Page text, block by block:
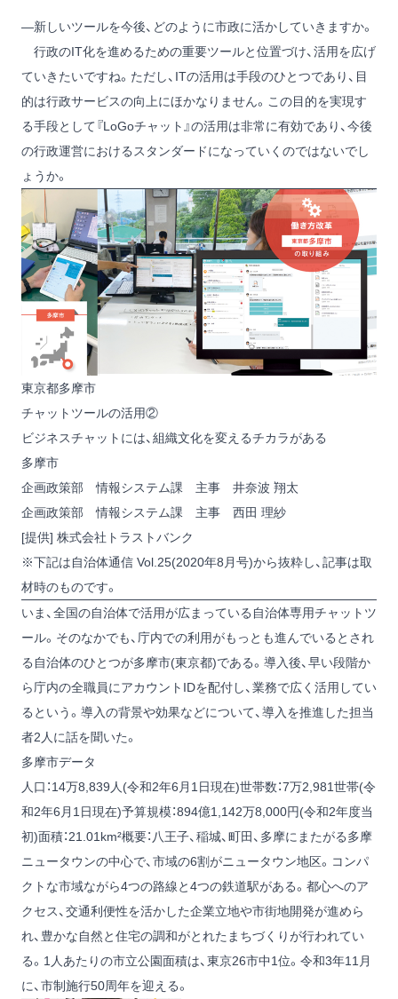
―新しいツールを今後、どのように市政に活かしていきますか。
行政のIT化を進めるための重要ツールと位置づけ、活用を広げ
ていきたいですね。ただし、ITの活用は手段のひとつであり、目
的は行政サービスの向上にほかなりません。この目的を実現す
る手段として『LoGoチャット』の活用は非常に有効であり、今後
の行政運営におけるスタンダードになっていくのではないでし
ょうか。
東京都多摩市
チャットツールの活用②
ビジネスチャットには、組織文化を変えるチカラがある
多摩市
企画政策部 情報システム課 主事 井奈波 翔太
企画政策部 情報システム課 主事 西田 理紗
[提供] 株式会社トラストバンク
※下記は自治体通信 Vol.25(2020年8月号)から抜粋し、記事は取
材時のものです。
いま、全国の自治体で活用が広まっている自治体専用チャットツ
ール。そのなかでも、庁内での利用がもっとも進んでいるとされ
る自治体のひとつが多摩市(東京都)である。導入後、早い段階か
ら庁内の全職員にアカウントIDを配付し、業務で広く活用してい
るという。導入の背景や効果などについて、導入を推進した担当
者2人に話を聞いた。
多摩市データ
人口：14万8,839人(令和2年6月1日現在)世帯数：7万2,981世帯(令
和2年6月1日現在)予算規模：894億1,142万8,000円(令和2年度当
初)面積：21.01km²概要：八王子、稲城、町田、多摩にまたがる多摩
ニュータウンの中心で、市域の6割がニュータウン地区。コンパ
クトな市域ながら4つの路線と4つの鉄道駅がある。都心へのア
クセス、交通利便性を活かした企業立地や市街地開発が進めら
れ、豊かな自然と住宅の調和がとれたまちづくりが行われてい
る。1人あたりの市立公園面積は、東京26市中1位。令和3年11月
に、市制施行50周年を迎える。